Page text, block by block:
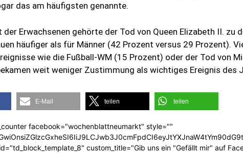
das am häufigsten genannte.
der Erwachsenen gehörte der Tod von Queen Elizabeth II. zu
häufiger als für Männer (42 Prozent versus 29 Prozent).
wie die Fußball-WM (15 Prozent) oder der Tod von
weit weniger Zustimmung als wichtiges Ereignis des
E-Mail teilen teilen
facebook="wochenblattneumarkt" style=""
custom_title="Gib uns ein "Gefällt mir" auf